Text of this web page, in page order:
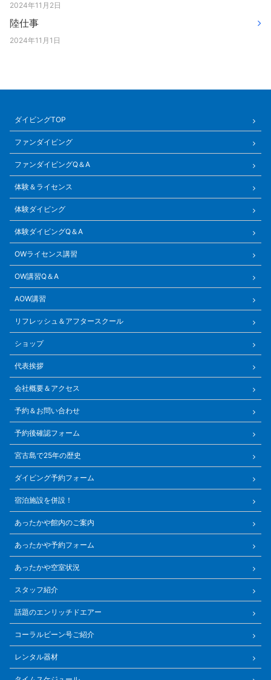
2024年11月2日
陸仕事
2024年11月1日
ダイビングTOP
ファンダイビング
ファンダイビングQ＆A
体験＆ライセンス
体験ダイビング
体験ダイビングQ＆A
OWライセンス講習
OW講習Q＆A
AOW講習
リフレッシュ＆アフタースクール
ショップ
代表挨拶
会社概要＆アクセス
予約＆お問い合わせ
予約後確認フォーム
宮古島で25年の歴史
ダイビング予約フォーム
宿泊施設を併設！
あったかや館内のご案内
あったかや予約フォーム
あったかや空室状況
スタッフ紹介
話題のエンリッチドエアー
コーラルビーン号ご紹介
レンタル器材